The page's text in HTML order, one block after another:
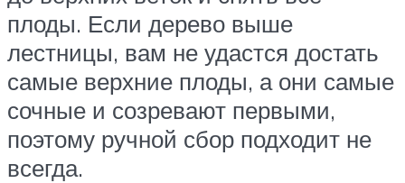
плоды. Если дерево выше
лестницы, вам не удастся достать
самые верхние плоды, а они самые
сочные и созревают первыми,
поэтому ручной сбор подходит не
всегда.